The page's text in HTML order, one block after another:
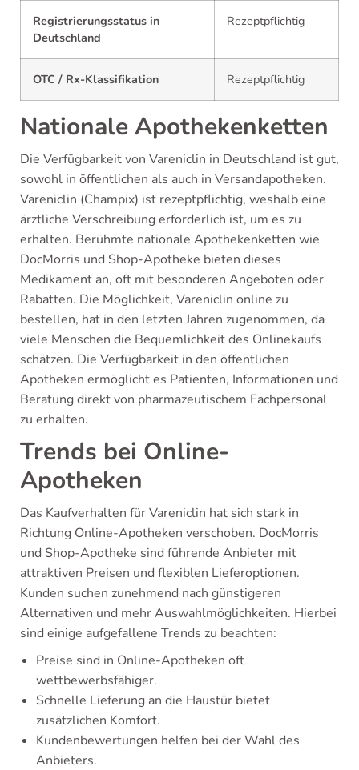
Registrierungsstatus in
Deutschland
Rezeptpflichtig
OTC / Rx-Klassifikation Rezeptpflichtig
Nationale Apothekenketten
Die Verfügbarkeit von Vareniclin in Deutschland ist gut,
sowohl in öffentlichen als auch in Versandapotheken.
Vareniclin (Champix) ist rezeptpflichtig, weshalb eine
ärztliche Verschreibung erforderlich ist, um es zu
erhalten. Berühmte nationale Apothekenketten wie
DocMorris und Shop-Apotheke bieten dieses
Medikament an, oft mit besonderen Angeboten oder
Rabatten. Die Möglichkeit, Vareniclin online zu
bestellen, hat in den letzten Jahren zugenommen, da
viele Menschen die Bequemlichkeit des Onlinekaufs
schätzen. Die Verfügbarkeit in den öffentlichen
Apotheken ermöglicht es Patienten, Informationen und
Beratung direkt von pharmazeutischem Fachpersonal
zu erhalten.
Trends bei Online-
Apotheken
Das Kaufverhalten für Vareniclin hat sich stark in
Richtung Online-Apotheken verschoben. DocMorris
und Shop-Apotheke sind führende Anbieter mit
attraktiven Preisen und flexiblen Lieferoptionen.
Kunden suchen zunehmend nach günstigeren
Alternativen und mehr Auswahlmöglichkeiten. Hierbei
sind einige aufgefallene Trends zu beachten:
Preise sind in Online-Apotheken oft
wettbewerbsfähiger.
Schnelle Lieferung an die Haustür bietet
zusätzlichen Komfort.
Kundenbewertungen helfen bei der Wahl des
Anbieters.